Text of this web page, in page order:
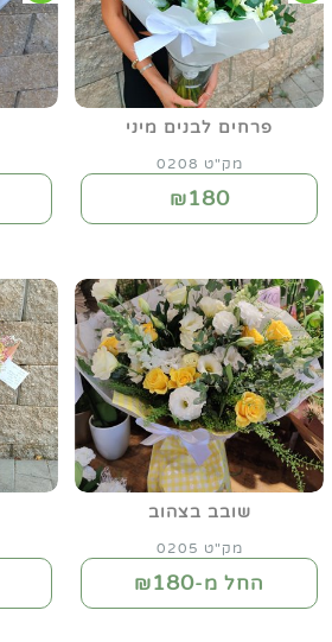
פרחים לבנים מיני
מק"ט 0208
₪180
שובב בצהוב
מק"ט 0205
החל מ-₪180